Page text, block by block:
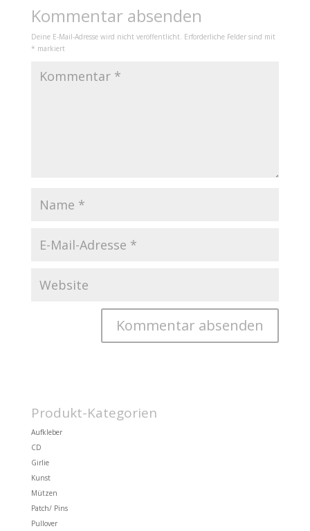
Kommentar absenden
Deine E-Mail-Adresse wird nicht veröffentlicht. Erforderliche Felder sind mit
* markiert
Produkt-Kategorien
Aufkleber
CD
Girlie
Kunst
Mützen
Patch/ Pins
Pullover